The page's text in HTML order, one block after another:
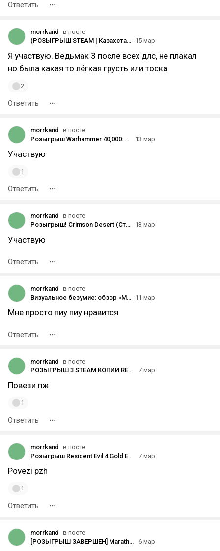
Ответить
morrkand
в посте
(РОЗЫГРЫШ STEAM | Казахстан + РФ) Crimson Desert 1 копия (Завершено) 15 мар
Я участвую. Ведьмак 3 после всех длс, не плакал
но была какая то лёгкая грусть или тоска
2
Ответить
morrkand
в посте
Розыгрыш Warhammer 40,000: Rogue Trader - Voidfarer Edition [завершено]
13 мар
Участвую
1
Ответить
morrkand
в посте
Розыгрыш! Crimson Desert (Стим)
13 мар
Участвую
Ответить
morrkand
в посте
Визуальное безумие: обзор «Marathon» | + Розыгрыш 5 ключей 11 мар
Мне просто пиу пиу нравится
Ответить
morrkand
в посте
РОЗЫГРЫШ 3 STEAM КОПИЙ RESIDENT EVIL REQUIEM РФ + СНГ [DTF + Telegram]
7 мар
Повези пж
1
Ответить
morrkand
в посте
Розыгрыш Resident Evil 4 Gold Edition [завершено]
7 мар
Povezi pzh
1
Ответить
morrkand
в посте
[РОЗЫГРЫШ ЗАВЕРШЕН] Marathon (СНГ-ключ Steam)
6 мар